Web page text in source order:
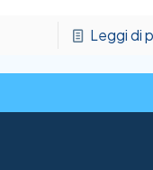
Leggi di